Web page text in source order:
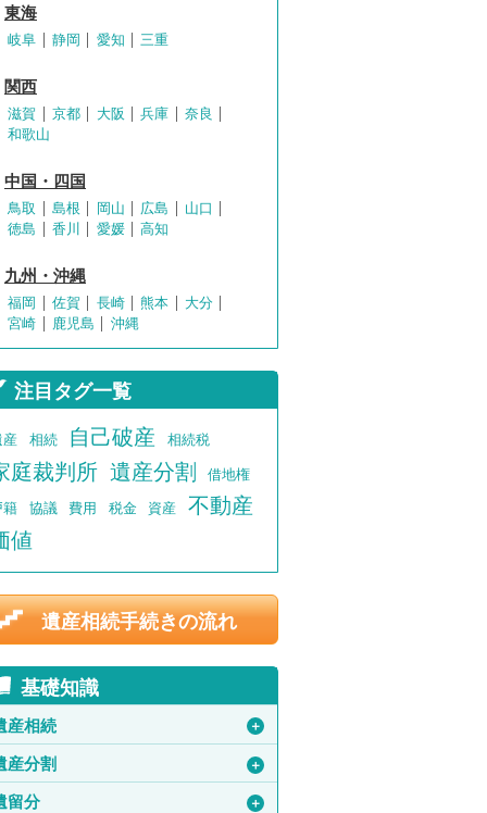
東海
岐阜 静岡 愛知 三重
関西
滋賀 京都 大阪 兵庫
奈良
和歌山
中国・四国
鳥取 島根 岡山 広島
山口
徳島
香川 愛媛 高知
九州・沖縄
福岡 佐賀 長崎 熊本
大分
宮崎
鹿児島 沖縄
注目タグ一覧
産 相続 自己破産 相続税
庭裁判所 遺産分割 借地権
籍 協議 費用 税金 資産
不動産
値
遺産相続手続きの流れ
基礎知識
産相続 ＋
産分割 ＋
留分 ＋